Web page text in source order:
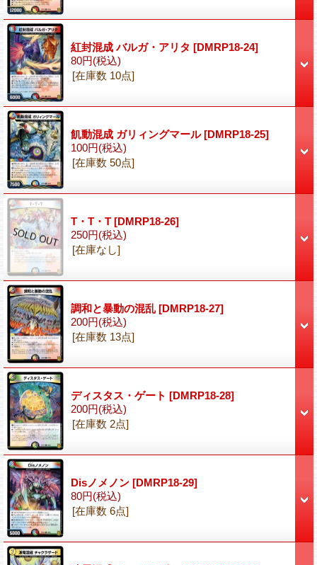
紅封混成 バルガ・アリタ [DMRP18-24]
80円(税込)
[在庫数 10点]
飢動混成 ガリィングマール[DMRP18-25]
100円(税込)
[在庫数 50点]
T・T・T [DMRP18-26]
250円(税込)
[在庫なし]
調和と暴動の混乱 [DMRP18-27]
200円(税込)
[在庫数 13点]
ディスタス・ゲート [DMRP18-28]
200円(税込)
[在庫数 2点]
Disノメノン [DMRP18-29]
80円(税込)
[在庫数 6点]